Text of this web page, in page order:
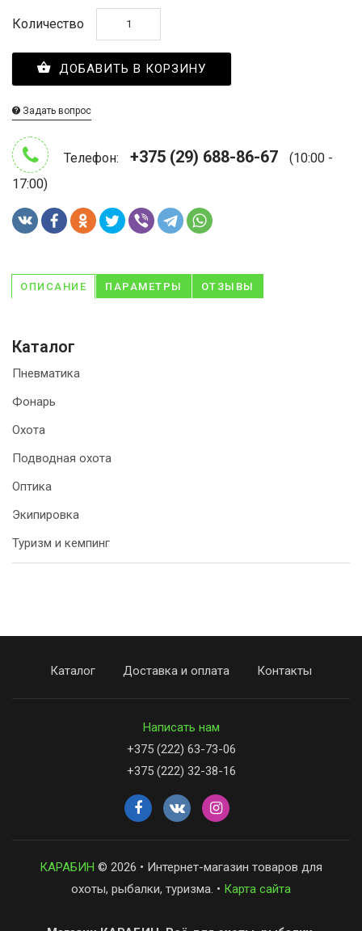
Количество
ДОБАВИТЬ В КОРЗИНУ
Задать вопрос
Телефон: +375 (29) 688-86-67
(10:00 -
17:00)
ОПИСАНИЕ ПАРАМЕТРЫ ОТЗЫВЫ
Каталог
Пневматика
Фонарь
Охота
Подводная охота
Оптика
Экипировка
Туризм и кемпинг
Каталог Доставка и оплата Контакты
Написать нам
+375 (222) 63-73-06
+375 (222) 32-38-16
КАРАБИН © 2026 • Интернет-магазин товаров для
охоты, рыбалки, туризма. • Карта сайта